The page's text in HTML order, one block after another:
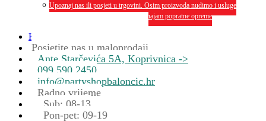
Upoznaj nas ili posjeti u trgovini. Osim proizvoda nudimo i usluge
dekoriranja interijera i eksterija te najam popratne opreme
Kontakt
Posjetite nas u maloprodaji
Ante Starčevića 5A, Koprivnica ->
099 590 2450
info@partyshopbaloncic.hr
Radno vrijeme
Sub: 08-13
Pon-pet: 09-19